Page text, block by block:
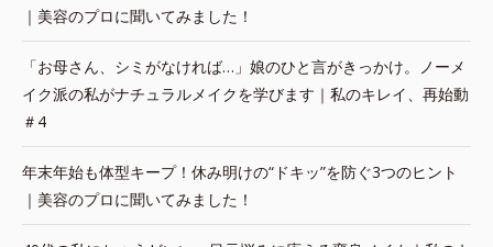
｜美容のプロに聞いてみました！
「お母さん、シミがなければ…」娘のひと言がきっかけ。ノーメ
イク派の私がナチュラルメイクを学びます｜私のキレイ、再始動
＃4
年末年始も体型キープ！休み明けの“ドキッ”を防ぐ3つのヒント
｜美容のプロに聞いてみました！